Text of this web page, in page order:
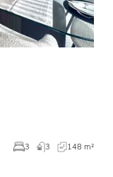
3 3 148 m²